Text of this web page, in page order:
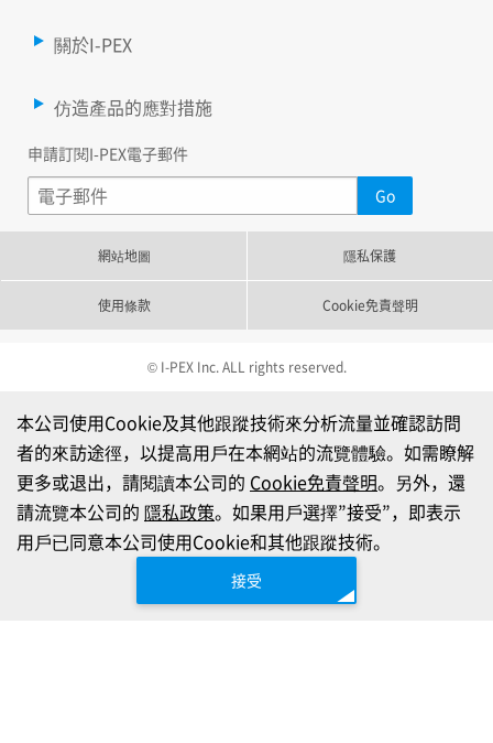
關於I-PEX
仿造產品的應對措施
申請訂閱I-PEX電子郵件
網站地圖 隱私保護
使用條款 Cookie免責聲明
© I-PEX Inc. ALL rights reserved.
本公司使用Cookie及其他跟蹤技術來分析流量並確認訪問
者的來訪途徑，以提高用戶在本網站的流覽體驗。如需瞭解
更多或退出，請閱讀本公司的 Cookie免責聲明。另外，還
請流覽本公司的 隱私政策。如果用戶選擇”接受”，即表示
用戶已同意本公司使用Cookie和其他跟蹤技術。
接受